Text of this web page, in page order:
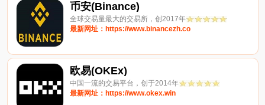
币安(Binance)
全球交易量最大的交易所，创2017年
最新网址：https://www.binancezh.co
欧易(OKEx)
中国一流的交易平台，创于2014年
最新网址：https://www.okex.win